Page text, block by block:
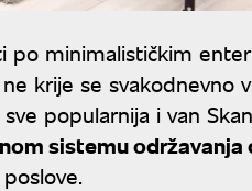
po minimalističkim
krije se svakodnevno
popularnija i van
sistemu održavanja